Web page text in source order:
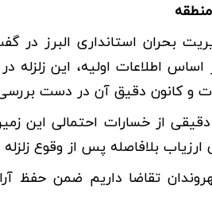
اساس اطلاعات اولیه، این
و کانون دقیق آن در دست
دقیقی از خسارات احتمالی این
ارزیاب بلافاصله پس از وقوع
تقاضا داریم ضمن حفظ